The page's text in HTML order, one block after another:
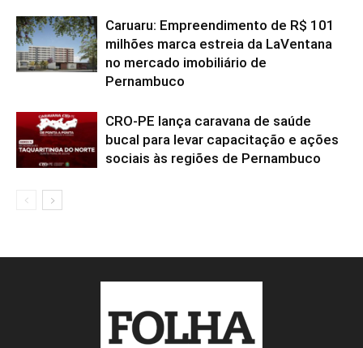
Caruaru: Empreendimento de R$ 101
milhões marca estreia da LaVentana
no mercado imobiliário de
Pernambuco
CRO-PE lança caravana de saúde
bucal para levar capacitação e ações
sociais às regiões de Pernambuco